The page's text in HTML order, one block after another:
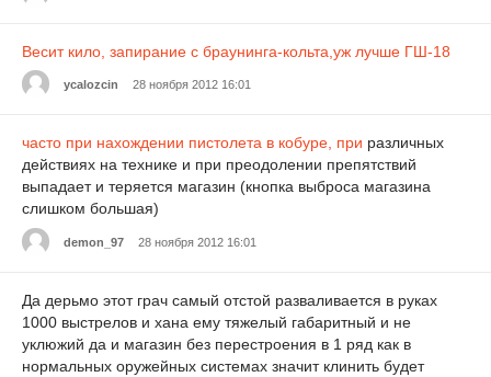
Весит кило, запирание с браунинга-кольта,уж лучше ГШ-18
ycalozcin 28 ноября 2012 16:01
часто при нахождении пистолета в кобуре, при различных
действиях на технике и при преодолении препятствий
выпадает и теряется магазин (кнопка выброса магазина
слишком большая)
demon_97 28 ноября 2012 16:01
Да дерьмо этот грач самый отстой разваливается в руках
1000 выстрелов и хана ему тяжелый габаритный и не
уклюжий да и магазин без перестроения в 1 ряд как в
нормальных оружейных системах значит клинить будет